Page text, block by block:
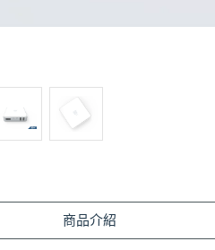
商品介紹